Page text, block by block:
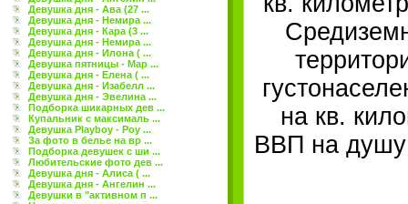
Девушка дня - Ава (27 ...
Девушка дня - Немира ...
Девушка дня - Кара (3 ...
Девушка дня - Немира ...
Девушка дня - Илона ( ...
Девушка пятницы - Мар ...
Девушка дня - Елена ( ...
Девушка дня - Изабелл ...
Девушка дня - Эвелина ...
Подборка шикарных дев ...
Купальник с максималь ...
Девушка Playboy - Роу ...
За фото в белье на вр ...
Подборка девушек с ши ...
Любительские фото дев ...
Девушка дня - Алиса ( ...
Девушка дня - Ангелин ...
Девушки в "активном п ...
на кв.
ВВП на душу